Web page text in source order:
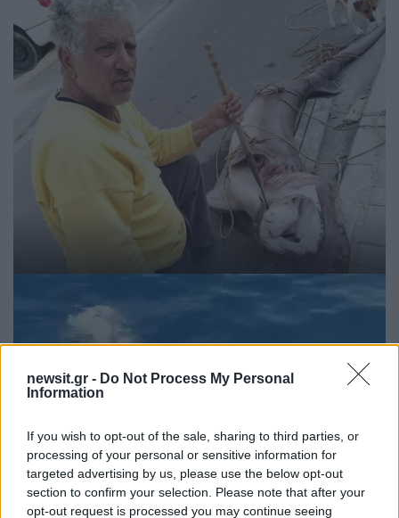
newsit.gr - Do Not Process My Personal
Information
If you wish to opt-out of the sale, sharing to third parties, or
processing of your personal or sensitive information for
targeted advertising by us, please use the below opt-out
section to confirm your selection. Please note that after your
opt-out request is processed you may continue seeing